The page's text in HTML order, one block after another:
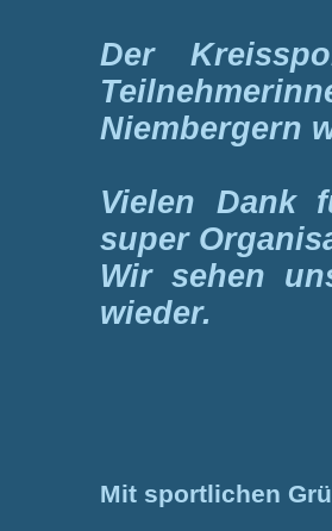
Der
Niembergern
Vielen Dank
super
Wir sehen
wieder.
Mit sportlichen